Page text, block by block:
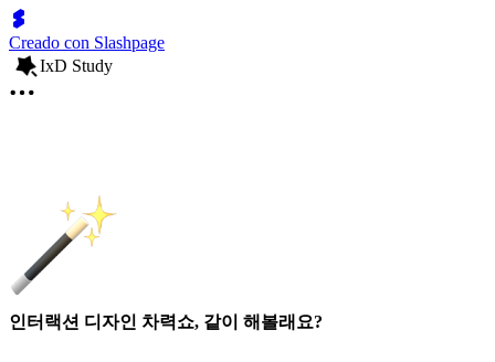
Creado con Slashpage
IxD Study
인터랙션 디자인 차력쇼, 같이 해볼래요?